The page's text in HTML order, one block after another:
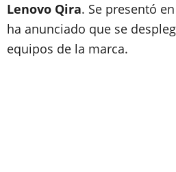
Lenovo Qira. Se presentó
ha anunciado que se
equipos de la marca.